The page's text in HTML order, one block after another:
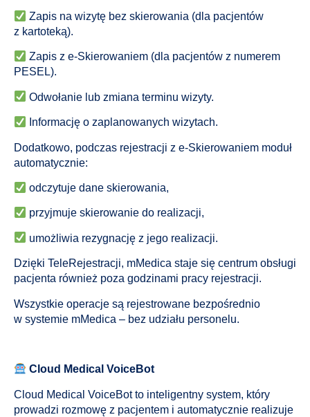
Zapis na wizytę bez skierowania (dla pacjentów
z kartoteką).
Zapis z e-Skierowaniem (dla pacjentów z numerem
PESEL).
Odwołanie lub zmiana terminu wizyty.
Informację o zaplanowanych wizytach.
Dodatkowo, podczas rejestracji z e-Skierowaniem moduł
automatycznie:
odczytuje dane skierowania,
przyjmuje skierowanie do realizacji,
umożliwia rezygnację z jego realizacji.
Dzięki TeleRejestracji, mMedica staje się centrum obsługi
pacjenta również poza godzinami pracy rejestracji.
Wszystkie operacje są rejestrowane bezpośrednio
w systemie mMedica – bez udziału personelu.
Cloud Medical VoiceBot
Cloud Medical VoiceBot to inteligentny system, który
prowadzi rozmowę z pacjentem i automatycznie realizuje